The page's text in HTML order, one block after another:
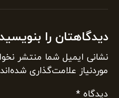
دیدگاهتان را
نشانی ایمیل شما منتشر
موردنیاز علامت‌گذاری
دیدگاه*